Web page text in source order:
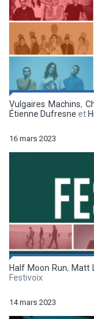
Vulgaires Machins,
Étienne Dufresne et
16 mars 2023
Half Moon Run, Matt
Festivoix
14 mars 2023